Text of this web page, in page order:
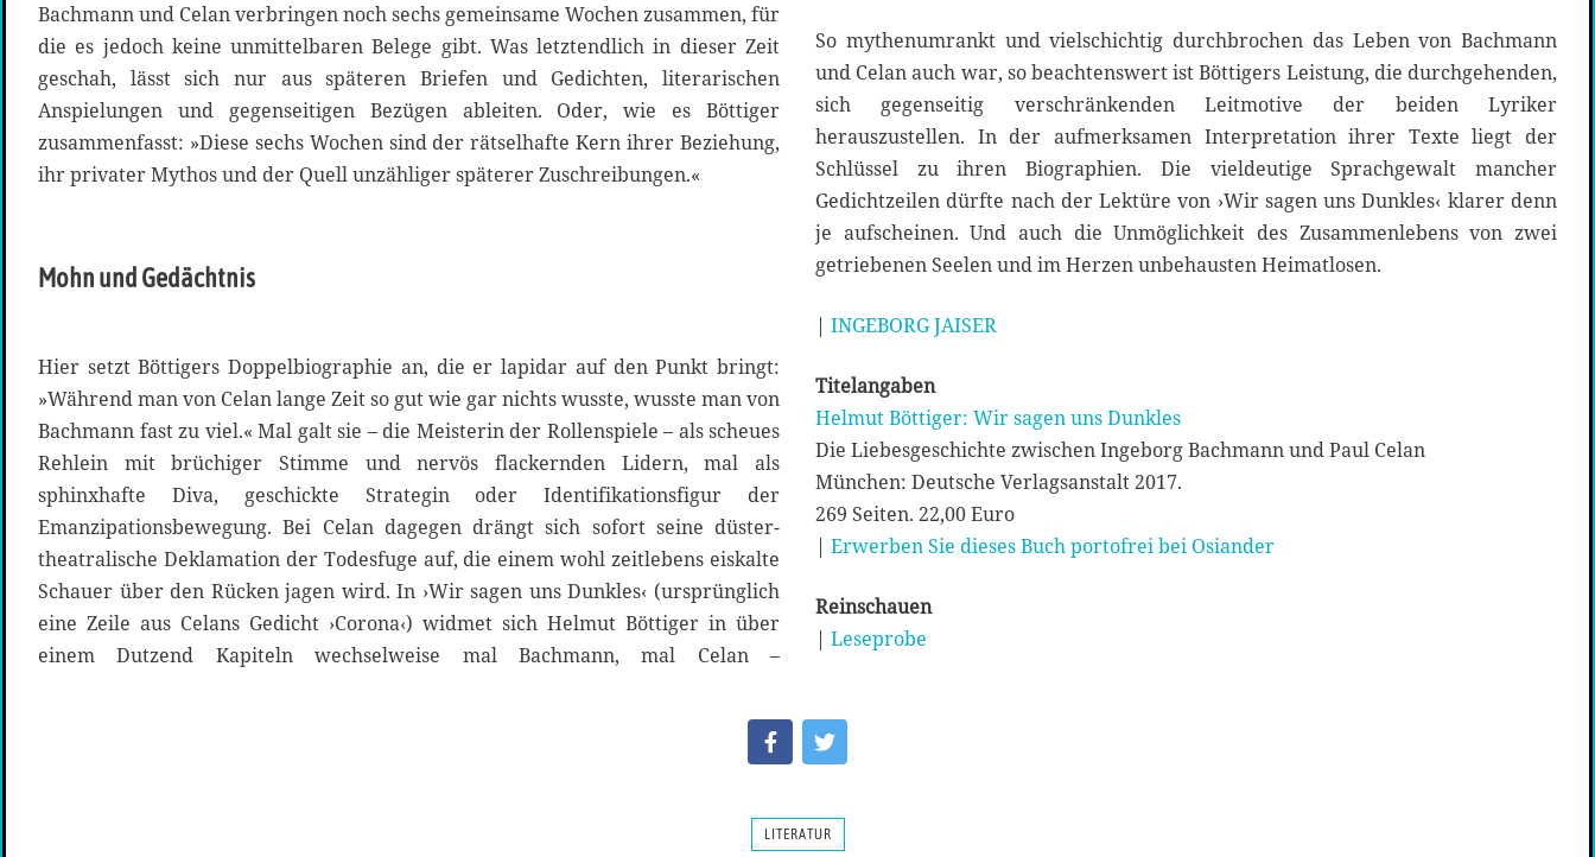
Bachmann und Celan verbringen noch sechs gemeinsame Wochen zusammen, für
die es jedoch keine unmittelbaren Belege gibt. Was letztendlich in dieser Zeit
geschah, lässt sich nur aus späteren Briefen und Gedichten, literarischen
Anspielungen und gegenseitigen Bezügen ableiten. Oder, wie es Böttiger
zusammenfasst: »Diese sechs Wochen sind der rätselhafte Kern ihrer Beziehung,
ihr privater Mythos und der Quell unzähliger späterer Zuschreibungen.«
Mohn und Gedächtnis
Hier setzt Böttigers Doppelbiographie an, die er lapidar auf den Punkt bringt:
»Während man von Celan lange Zeit so gut wie gar nichts wusste, wusste man von
Bachmann fast zu viel.« Mal galt sie – die Meisterin der Rollenspiele – als scheues
Rehlein mit brüchiger Stimme und nervös flackernden Lidern, mal als
sphinxhafte Diva, geschickte Strategin oder Identifikationsfigur der
Emanzipationsbewegung. Bei Celan dagegen drängt sich sofort seine düster-
theatralische Deklamation der Todesfuge auf, die einem wohl zeitlebens eiskalte
Schauer über den Rücken jagen wird. In ›Wir sagen uns Dunkles‹ (ursprünglich
eine Zeile aus Celans Gedicht ›Corona‹) widmet sich Helmut Böttiger in über
einem Dutzend Kapiteln wechselweise mal Bachmann, mal Celan –
So mythenumrankt und vielschichtig durchbrochen das Leben von Bachmann
und Celan auch war, so beachtenswert ist Böttigers Leistung, die durchgehenden,
sich gegenseitig verschränkenden Leitmotive der beiden Lyriker
herauszustellen. In der aufmerksamen Interpretation ihrer Texte liegt der
Schlüssel zu ihren Biographien. Die vieldeutige Sprachgewalt mancher
Gedichtzeilen dürfte nach der Lektüre von ›Wir sagen uns Dunkles‹ klarer denn
je aufscheinen. Und auch die Unmöglichkeit des Zusammenlebens von zwei
getriebenen Seelen und im Herzen unbehausten Heimatlosen.
| INGEBORG JAISER
Titelangaben
Helmut Böttiger: Wir sagen uns Dunkles
Die Liebesgeschichte zwischen Ingeborg Bachmann und Paul Celan
München: Deutsche Verlagsanstalt 2017.
269 Seiten. 22,00 Euro
| Erwerben Sie dieses Buch portofrei bei Osiander
Reinschauen
| Leseprobe
LITERATUR